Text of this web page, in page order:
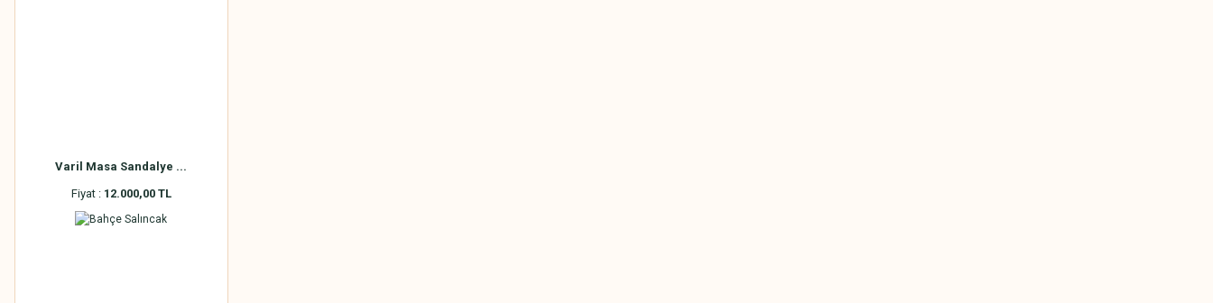
Varil Masa Sandalye ...
Fiyat : 12.000,00 TL